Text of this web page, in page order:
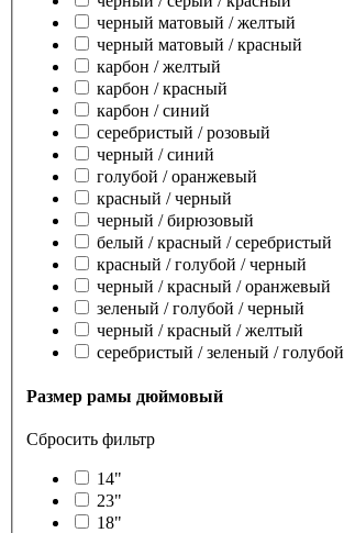
черный матовый / желтый
черный матовый / красный
карбон / желтый
карбон / красный
карбон / синий
серебристый / розовый
черный / синий
голубой / оранжевый
красный / черный
черный / бирюзовый
белый / красный / серебристый
красный / голубой / черный
черный / красный / оранжевый
зеленый / голубой / черный
черный / красный / желтый
серебристый / зеленый / голубой
Размер рамы дюймовый
Сбросить фильтр
14"
23"
18"